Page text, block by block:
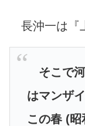
長沖一は『
そこで河
はマンザ
この春 (